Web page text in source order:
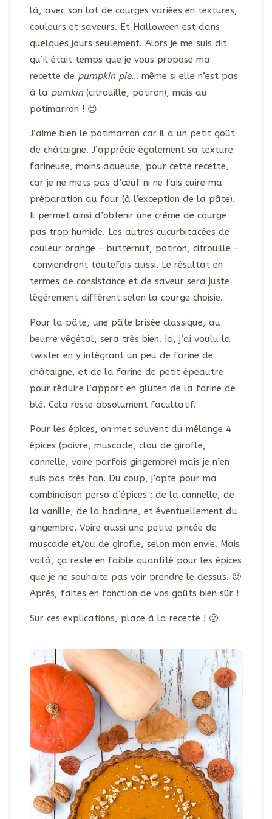
là, avec son lot de courges variées en textures,
couleurs et saveurs. Et Halloween est dans
quelques jours seulement. Alors je me suis dit
qu’il était temps que je vous propose ma
recette de pumpkin pie… même si elle n’est pas
à la pumkin(citrouille, potiron), mais au
potimarron ! 😉
J’aime bien le potimarron car il a un petit goût
de châtaigne. J’apprécie également sa texture
farineuse, moins aqueuse, pour cette recette,
car je ne mets pas d’œuf ni ne fais cuire ma
préparation au four (à l’exception de la pâte).
Il permet ainsi d’obtenir une crème de courge
pas trop humide. Les autres cucurbitacées de
couleur orange – butternut, potiron, citrouille –
conviendront toutefois aussi. Le résultat en
termes de consistance et de saveur sera juste
légèrement différent selon la courge choisie.
Pour la pâte, une pâte brisée classique, au
beurre végétal, sera très bien. Ici, j’ai voulu la
twister en y intégrant un peu de farine de
châtaigne, et de la farine de petit épeautre
pour réduire l’apport en gluten de la farine de
blé. Cela reste absolument facultatif.
Pour les épices, on met souvent du mélange 4
épices (poivre, muscade, clou de girofle,
cannelle, voire parfois gingembre) mais je n’en
suis pas très fan. Du coup, j’opte pour ma
combinaison perso d’épices : de la cannelle, de
la vanille, de la badiane, et éventuellement du
gingembre. Voire aussi une petite pincée de
muscade et/ou de girofle, selon mon envie. Mais
voilà, ça reste en faible quantité pour les épices
que je ne souhaite pas voir prendre le dessus. 🙂
Après, faites en fonction de vos goûts bien sûr !
Sur ces explications, place à la recette ! 🙂